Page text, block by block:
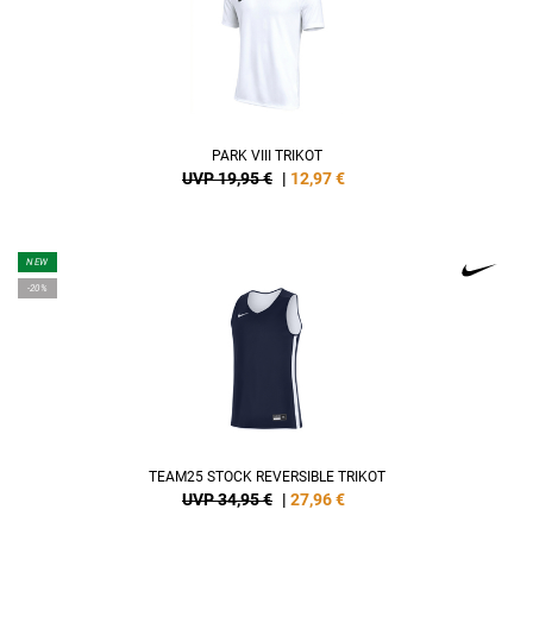
PARK VIII TRIKOT
UVP 19,95 € | 12,97€
NEW
-20%
TEAM25 STOCK REVERSIBLE TRIKOT
UVP 34,95 € | 27,96€